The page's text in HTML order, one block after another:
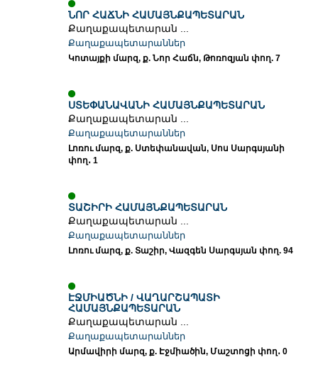
ՆՈՐ ՀԱՃՆԻ ՀԱՄԱՅՆՔԱՊԵՏԱՐԱՆ
Քաղաքապետարան ...
Քաղաքապետարաններ
Կոտայքի մարզ, ք. Նոր Հաճն, Թոռոզյան փող. 7
ՍՏԵՓԱՆԱՎԱՆԻ ՀԱՄԱՅՆՔԱՊԵՏԱՐԱՆ
Քաղաքապետարան ...
Քաղաքապետարաններ
Լոռու մարզ, ք. Ստեփանավան, Սոս Սարգսյանի
փող․ 1
ՏԱՇԻՐԻ ՀԱՄԱՅՆՔԱՊԵՏԱՐԱՆ
Քաղաքապետարան ...
Քաղաքապետարաններ
Լոռու մարզ, ք. Տաշիր, Վազգեն Սարգսյան փող. 94
ԷՋՄԻԱԾՆԻ / ՎԱՂԱՐՇԱՊԱՏԻ
ՀԱՄԱՅՆՔԱՊԵՏԱՐԱՆ
Քաղաքապետարան ...
Քաղաքապետարաններ
Արմավիրի մարզ, ք. Էջմիածին, Մաշտոցի փող․ 0